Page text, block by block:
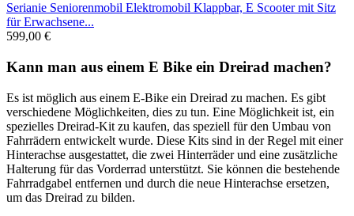
Serianie Seniorenmobil Elektromobil Klappbar, E Scooter mit Sitz
für Erwachsene...
599,00 €
Kann man aus einem E Bike ein Dreirad machen?
Es ist möglich aus einem E-Bike ein Dreirad zu machen. Es gibt
verschiedene Möglichkeiten, dies zu tun. Eine Möglichkeit ist, ein
spezielles Dreirad-Kit zu kaufen, das speziell für den Umbau von
Fahrrädern entwickelt wurde. Diese Kits sind in der Regel mit einer
Hinterachse ausgestattet, die zwei Hinterräder und eine zusätzliche
Halterung für das Vorderrad unterstützt. Sie können die bestehende
Fahrradgabel entfernen und durch die neue Hinterachse ersetzen,
um das Dreirad zu bilden.